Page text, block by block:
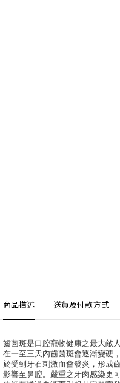
商品描述 送貨及付款方式
齒菌斑是口腔寵物健康之最大敵
在一至三天內齒菌斑會逐漸變硬
於受到牙石刺激而會發炎，形成
影響至鼻腔。嚴重之牙肉感染更